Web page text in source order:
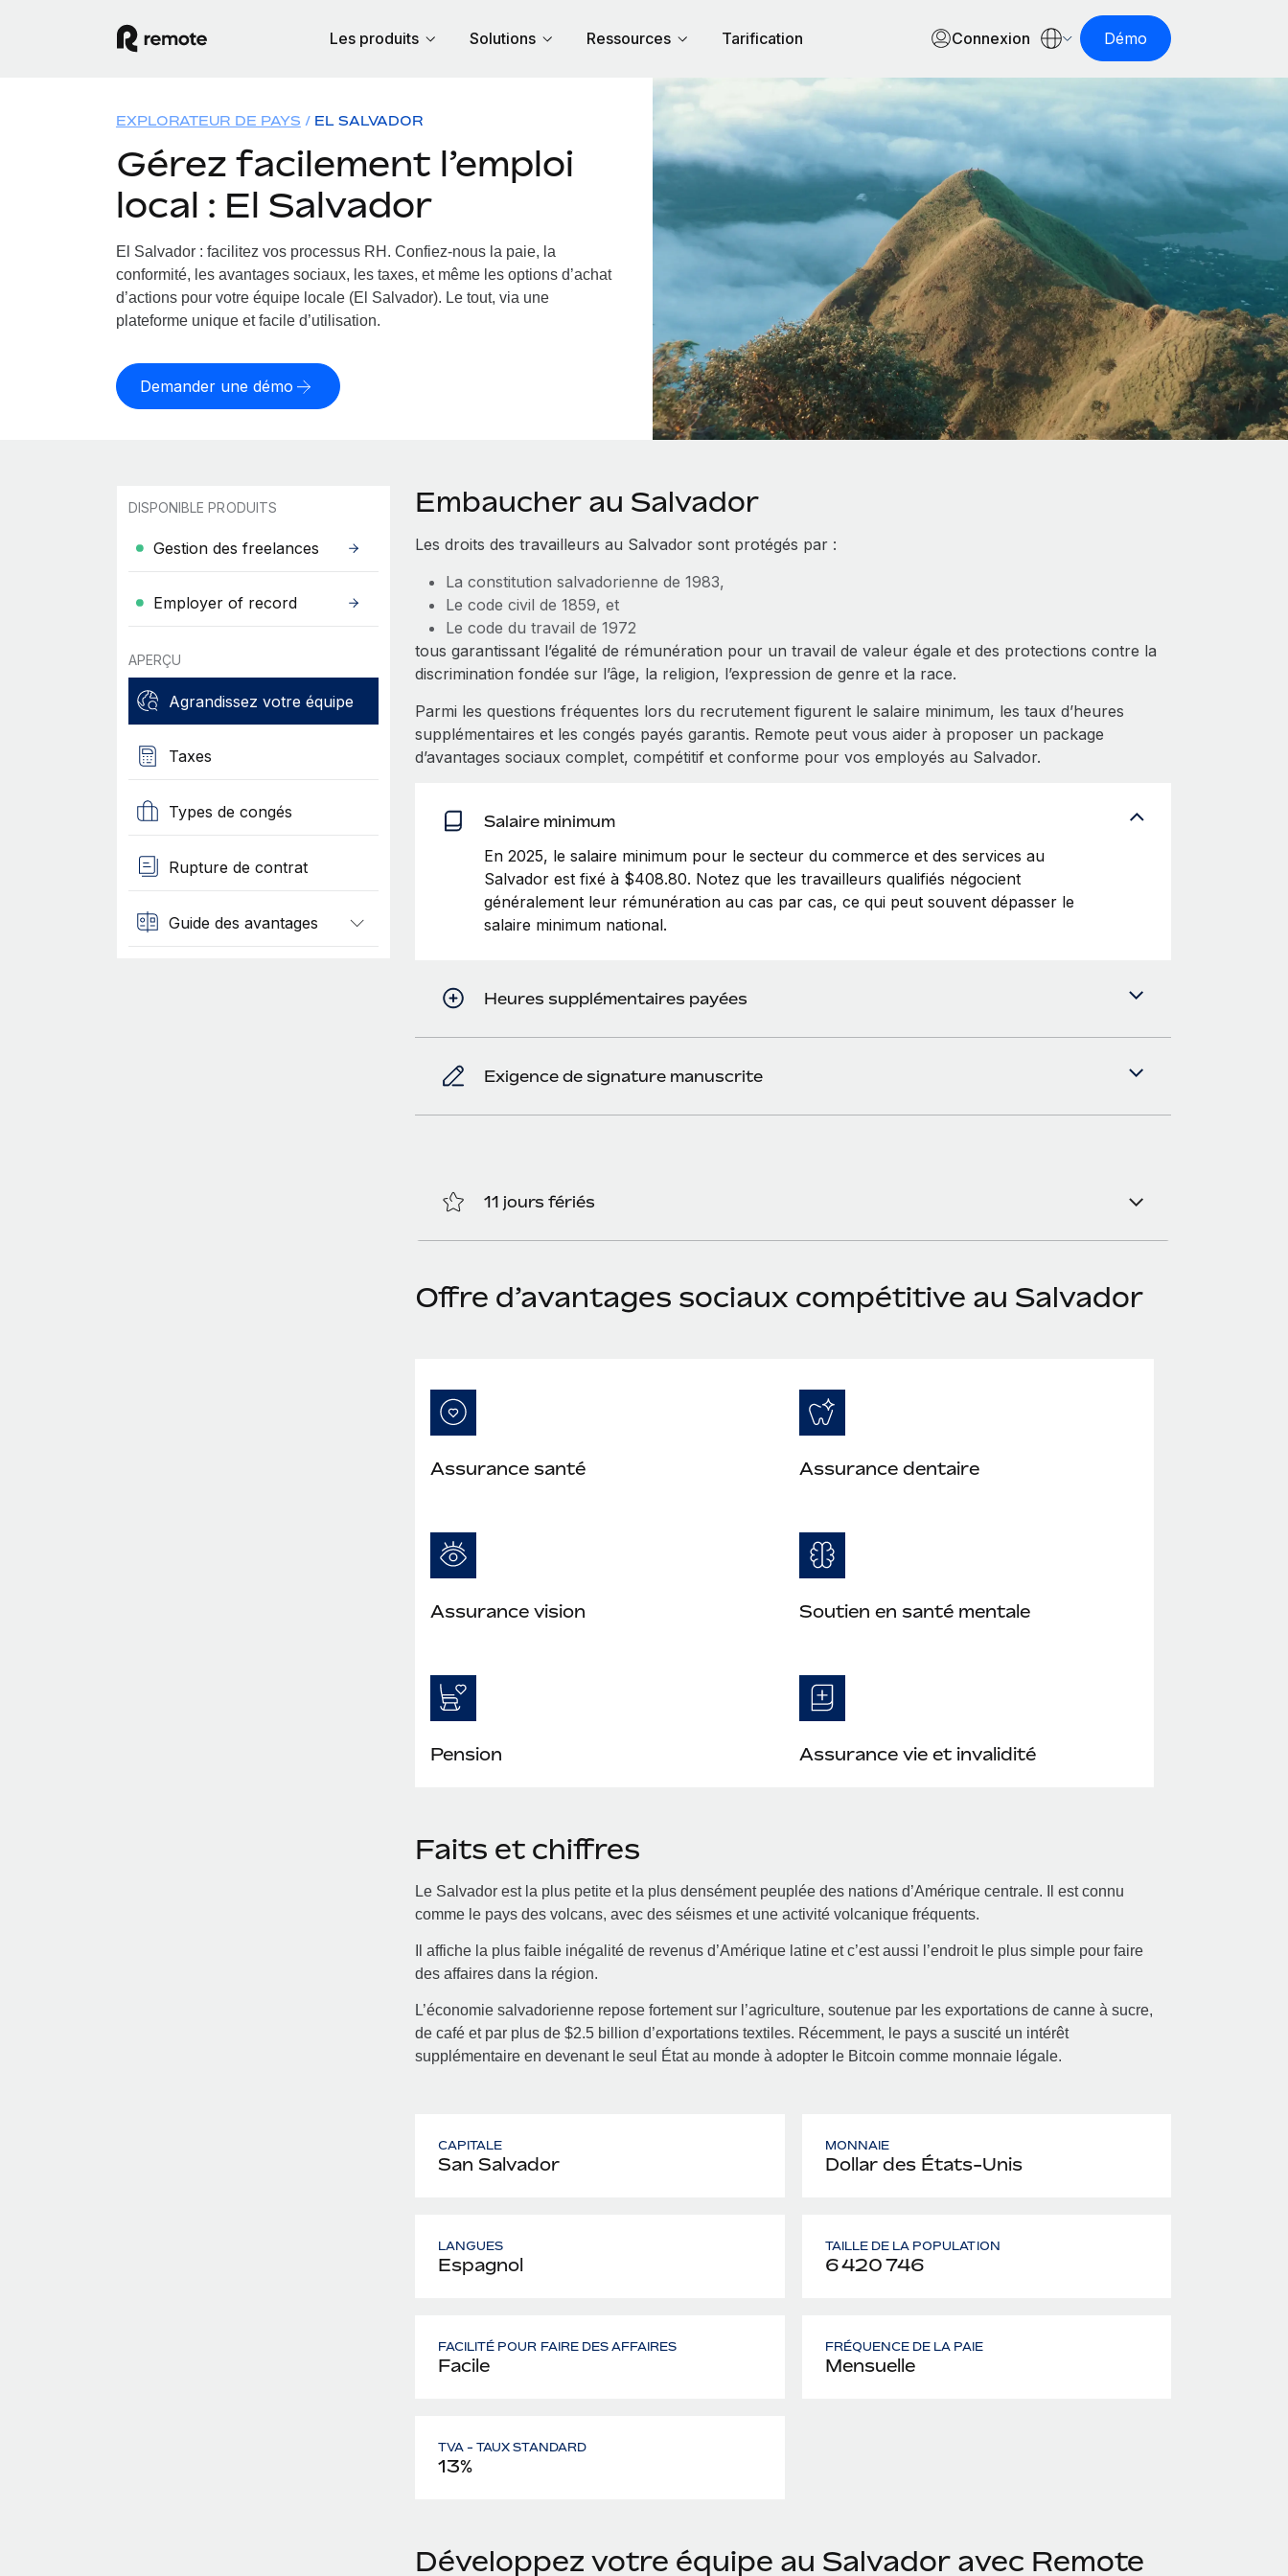
Les produits Solutions Ressources Tarification Connexion Démo
EXPLORATEUR DE PAYS EL SALVADOR
Gérez facilement l’emploi
local : El Salvador
El Salvador : facilitez vos processus RH. Confiez-nous la paie, la
conformité, les avantages sociaux, les taxes, et même les options d’achat
d’actions pour votre équipe locale (El Salvador). Le tout, via une
plateforme unique et facile d’utilisation.
Demander une démo
DISPONIBLE PRODUITS
Gestion des freelances
Employer of record
APERÇU
Agrandissez votre équipe
Taxes
Types de congés
Rupture de contrat
Guide des avantages
Embaucher au Salvador
Les droits des travailleurs au Salvador sont protégés par :
La constitution salvadorienne de 1983,
Le code civil de 1859, et
Le code du travail de 1972
tous garantissant l’égalité de rémunération pour un travail de valeur égale et des protections contre la
discrimination fondée sur l’âge, la religion, l’expression de genre et la race.
Parmi les questions fréquentes lors du recrutement figurent le salaire minimum, les taux d’heures
supplémentaires et les congés payés garantis. Remote peut vous aider à proposer un package
d’avantages sociaux complet, compétitif et conforme pour vos employés au Salvador.
Salaire minimum
En 2025, le salaire minimum pour le secteur du commerce et des services au
Salvador est fixé à $408.80. Notez que les travailleurs qualifiés négocient
généralement leur rémunération au cas par cas, ce qui peut souvent dépasser le
salaire minimum national.
Heures supplémentaires payées
Exigence de signature manuscrite
11 jours fériés
Offre d’avantages sociaux compétitive au Salvador
Assurance santé Assurance dentaire
Assurance vision Soutien en santé mentale
Pension Assurance vie et invalidité
Faits et chiffres
Le Salvador est la plus petite et la plus densément peuplée des nations d’Amérique centrale. Il est connu
comme le pays des volcans, avec des séismes et une activité volcanique fréquents.
Il affiche la plus faible inégalité de revenus d’Amérique latine et c’est aussi l’endroit le plus simple pour faire
des affaires dans la région.
L’économie salvadorienne repose fortement sur l’agriculture, soutenue par les exportations de canne à sucre,
de café et par plus de $2.5 billion d’exportations textiles. Récemment, le pays a suscité un intérêt
supplémentaire en devenant le seul État au monde à adopter le Bitcoin comme monnaie légale.
CAPITALE
San Salvador
MONNAIE
Dollar des États-Unis
LANGUES
Espagnol
TAILLE DE LA POPULATION
6 420 746
FACILITÉ POUR FAIRE DES AFFAIRES
Facile
FRÉQUENCE DE LA PAIE
Mensuelle
TVA - TAUX STANDARD
13%
Développez votre équipe au Salvador avec Remote